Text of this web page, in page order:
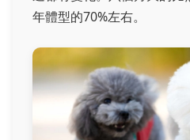
年體型的70%左右。